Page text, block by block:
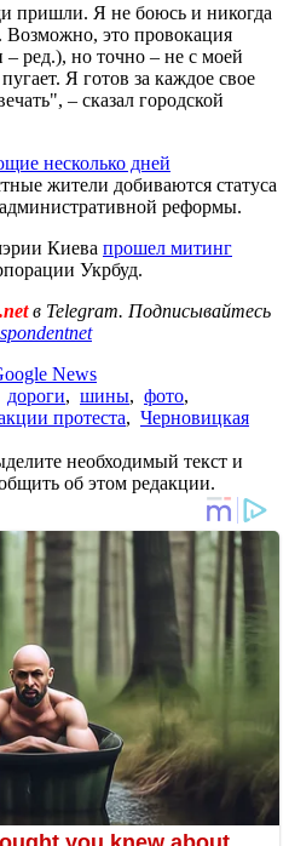
пришли. Я не боюсь и никогда
Возможно, это провокация
ред.), но точно – не с моей
Я готов за каждое свое
– сказал городской
несколько дней
жители добиваются статуса
реформы.
Киева прошел митинг
Укрбуд.
в Telegram. Подписывайтесь
News
дороги, шины, фото,
протеста, Черновицкая
необходимый текст и
об этом редакции.